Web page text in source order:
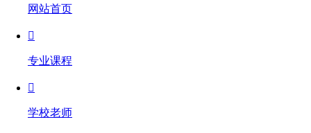
网站首页

专业课程

学校老师